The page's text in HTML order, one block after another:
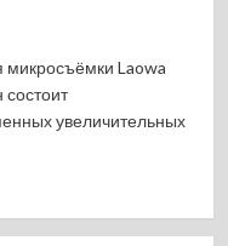
микросъёмки Laowa
увеличительных